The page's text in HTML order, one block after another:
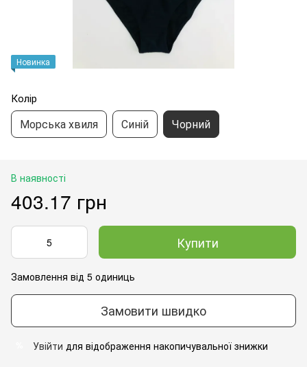
Новинка
Колір
Морська хвиля Синій Чорний
В наявності
403.17 грн
Купити
Замовлення від 5 одиниць
Замовити швидко
Увійти для відображення накопичувальної знижки